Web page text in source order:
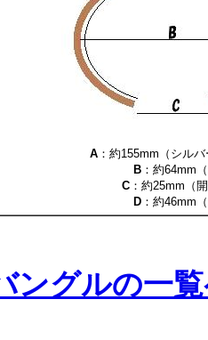
A：約155mm（シル
B：約64mm
C：約25mm（
D：約46mm
ングルの一